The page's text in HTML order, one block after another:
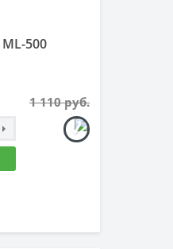
500
1 110 руб.